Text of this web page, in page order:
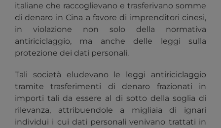
italiane che raccoglievano e trasferivano somme
di denaro in Cina a favore di imprenditori cinesi,
in violazione non solo della normativa
antiriciclaggio, ma anche delle leggi sulla
protezione dei dati personali.
Tali società eludevano le leggi antiriciclaggio
tramite trasferimenti di denaro frazionati in
importi tali da essere al di sotto della soglia di
rilevanza, attribuendole a migliaia di ignari
individui i cui dati personali venivano trattati in